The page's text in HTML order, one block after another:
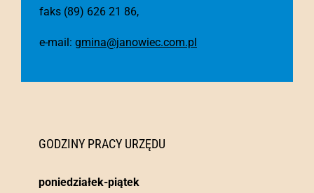
faks (89) 626 21 86,
e-mail: gmina@janowiec.com.pl
GODZINY PRACY URZĘDU
poniedziałek-piątek